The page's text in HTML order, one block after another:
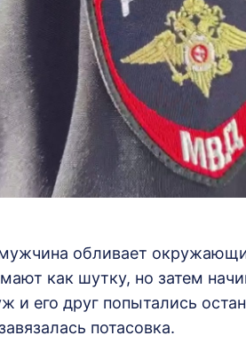
обливает
как шутку, но затем
и его друг попытались
потасовка.